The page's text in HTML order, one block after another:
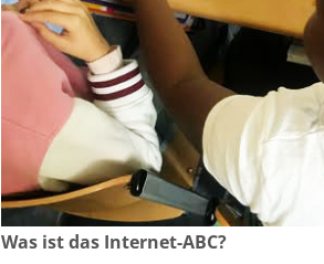
Was ist das Internet-ABC?